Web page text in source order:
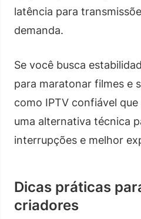
latência para
demanda.
Se você busca
para maratonar filmes e
como IPTV confiável
uma alternativa técnica
interrupções e melhor
Dicas práticas
criadores